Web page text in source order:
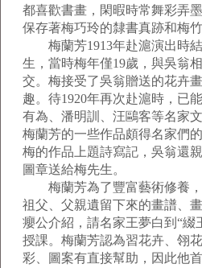
都喜歡書畫，閑暇時常舞彩弄
保存著梅巧玲的隸書真跡和梅竹
梅蘭芳1913年赴滬演出時結
生，當時梅年僅19歲，與吳翁
交。梅接受了吳翁贈送的花卉
趣。待1920年再次赴滬時，已
有為、潘明訓、汪鷗客等名家
梅蘭芳的一些作品頗得名家們
梅的作品上題詩寫記，吳翁還
圖章送給梅先生。
梅蘭芳為了豐富藝術修養，
祖父、父親遺留下來的畫譜、
癭公介紹，請名家王夢白到“綴
授課。梅蘭芳認為習花卉、翎
彩、圖案有直接幫助，因此他